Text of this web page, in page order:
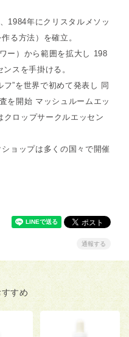
1984年にクリスタルメソッ
る方法）を確立。
ー）から範囲を拡大し 198
スを手掛ける。
”を世界で初めて発表し 同
を開始 マッシュルームエッ
ロップサークルエッセン
ョップは多くの国々で開催
通報する
すめ